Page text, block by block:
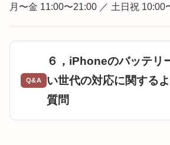
月〜金 11:00〜21:00 ／ 土日祝 10:00
６，iPhoneのバッテリ
い世代の対応に関する
質問